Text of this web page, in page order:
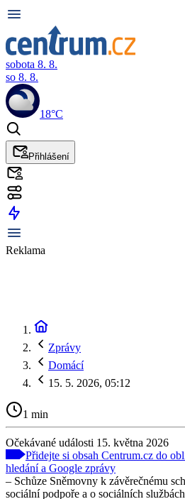
sobota 8. 8.
so 8. 8.
18°C
Přihlášení
Reklama
Zprávy
Domácí
15. 5. 2026, 05:12
1 min
Očekávané události 15. května 2026
Přidejte si obsah Centrum.cz do
hledání a Google zprávy
– Schůze Sněmovny k závěrečnému
sociální podpoře a o sociálních